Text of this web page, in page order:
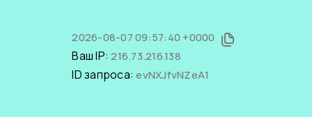
2026-08-07 09:57:40 +0000
Ваш IP:216.73.216.138
ID запроса:evNXJfvNZeA1